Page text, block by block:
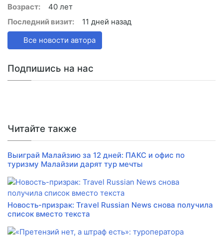
Возраст:
40 лет
Последний визит:
11 дней назад
Все новости автора
Подпишись на нас
Читайте также
Выиграй Малайзию за 12 дней: ПАКС и офис по
туризму Малайзии дарят тур мечты
Новость-призрак: Travel Russian News снова получила
список вместо текста